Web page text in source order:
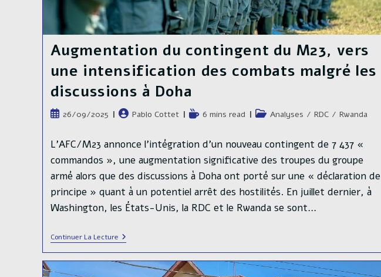
Augmentation du contingent du M23, vers
une intensification des combats malgré les
discussions à Doha
Publication
26/09/2025
Auteur/autrice
publication :
Pablo Cottet
Temps
lecture :
6 mins read
PostAnalyses / RDC / Rwanda
L’AFC/M23 annonce l’intégration d’un nouveau contingent de 7 437 «
commandos », une augmentation significative des troupes du groupe
armé alors que des discussions à Doha ont porté sur une « déclaration de
principe » quant à un potentiel arrêt des hostilités. En juillet dernier, à
Washington, les États-Unis, la RDC et le Rwanda se sont…
Continuer La LectureAugmentation
Du
Contingent
Du